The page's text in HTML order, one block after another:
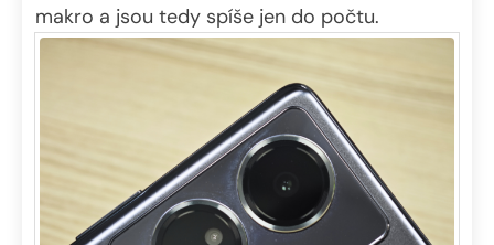
makro a jsou tedy spíše jen do počtu.